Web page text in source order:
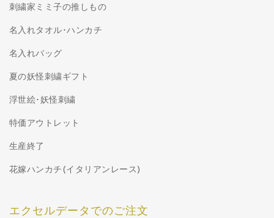
刺繍家ミミ子の推しもの
名入れタオル･ハンカチ
名入れバッグ
夏の妖怪刺繍ギフト
浮世絵･妖怪刺繍
特価アウトレット
生産終了
花嫁ハンカチ(イタリアンレース)
エクセルデータでのご注文